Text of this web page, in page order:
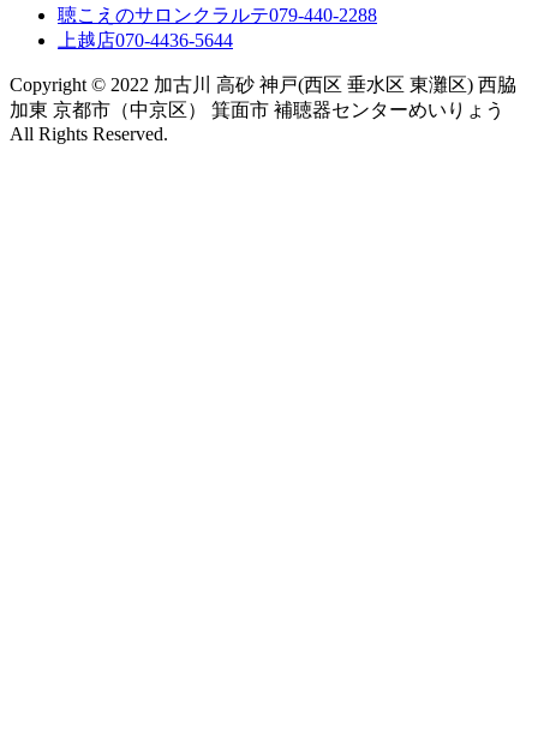
聴こえのサロンクラルテ079-440-2288
上越店070-4436-5644
Copyright © 2022 加古川 高砂 神戸(西区 垂水区 東灘区) 西脇
加東 京都市（中京区） 箕面市 補聴器センターめいりょう
All Rights Reserved.